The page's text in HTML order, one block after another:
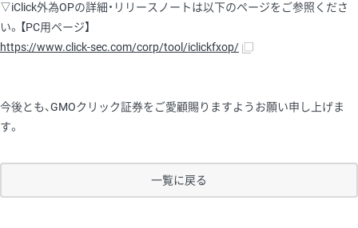
▽iClick外為OPの詳細・リリースノートは以下のページをご参照くださ
い。【PC用ページ】
https://www.click-sec.com/corp/tool/iclickfxop/
今後とも、GMOクリック証券をご愛顧賜りますようお願い申し上げま
す。
一覧に戻る